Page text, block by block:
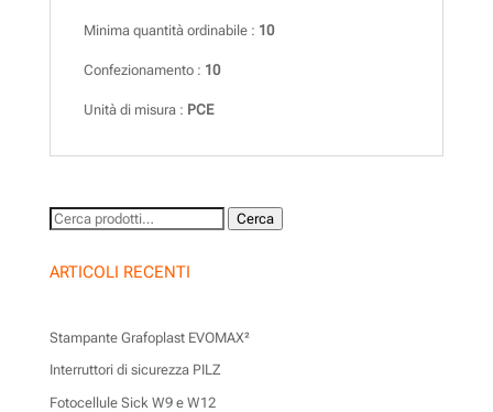
Minima quantità ordinabile : 10
Confezionamento : 10
Unità di misura : PCE
Cerca: Cerca
ARTICOLI RECENTI
Stampante Grafoplast EVOMAX²
Interruttori di sicurezza PILZ
Fotocellule Sick W9 e W12